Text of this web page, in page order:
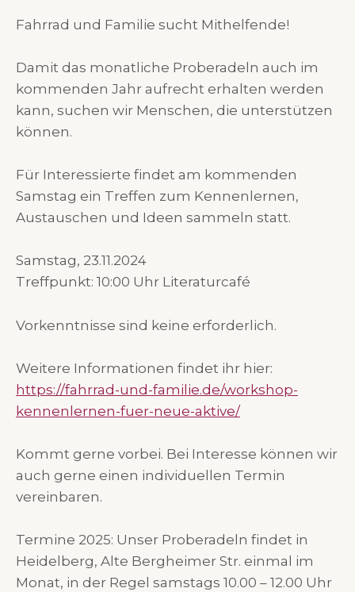
Fahrrad und Familie sucht Mithelfende!
Damit das monatliche Proberadeln auch im
kommenden Jahr aufrecht erhalten werden
kann, suchen wir Menschen, die unterstützen
können.
Für Interessierte findet am kommenden
Samstag ein Treffen zum Kennenlernen,
Austauschen und Ideen sammeln statt.
Samstag, 23.11.2024
Treffpunkt: 10:00 Uhr Literaturcafé
Vorkenntnisse sind keine erforderlich.
Weitere Informationen findet ihr hier:
https://fahrrad-und-familie.de/workshop-
kennenlernen-fuer-neue-aktive/
Kommt gerne vorbei. Bei Interesse können wir
auch gerne einen individuellen Termin
vereinbaren.
Termine 2025: Unser Proberadeln findet in
Heidelberg, Alte Bergheimer Str. einmal im
Monat, in der Regel samstags 10.00 – 12.00 Uhr